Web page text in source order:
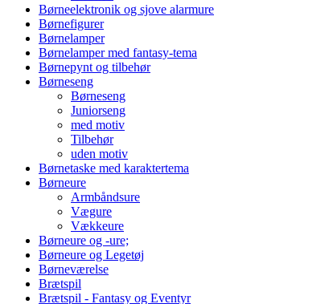
Børneelektronik og sjove alarmure
Børnefigurer
Børnelamper
Børnelamper med fantasy-tema
Børnepynt og tilbehør
Børneseng
Børneseng
Juniorseng
med motiv
Tilbehør
uden motiv
Børnetaske med karaktertema
Børneure
Armbåndsure
Vægure
Vækkeure
Børneure og -ure;
Børneure og Legetøj
Børneværelse
Brætspil
Brætspil - Fantasy og Eventyr